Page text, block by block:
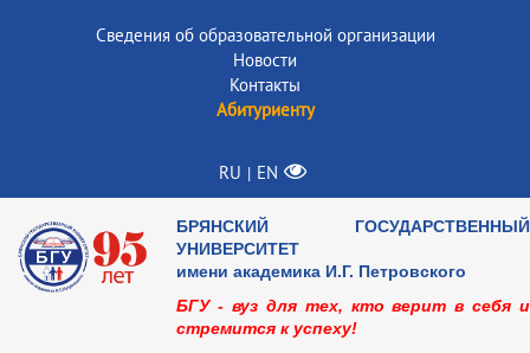
Сведения об образовательной организации
Новости
Контакты
Абитуриенту
RU | EN
БРЯНСКИЙ ГОСУДАРСТВЕННЫЙ
УНИВЕРСИТЕТ
имени академика И.Г. Петровского
БГУ - вуз для тех, кто верит в себя и
стремится к успеху!